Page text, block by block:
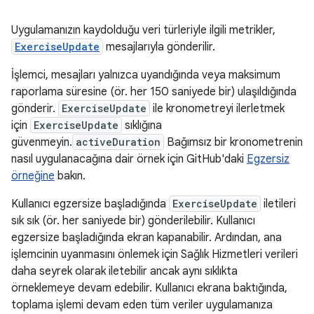
Uygulamanızın kaydolduğu veri türleriyle ilgili metrikler,
ExerciseUpdate mesajlarıyla gönderilir.
İşlemci, mesajları yalnızca uyandığında veya maksimum
raporlama süresine (ör. her 150 saniyede bir) ulaşıldığında
gönderir. ExerciseUpdate ile kronometreyi ilerletmek
için ExerciseUpdate sıklığına
güvenmeyin. activeDuration Bağımsız bir kronometrenin
nasıl uygulanacağına dair örnek için GitHub'daki Egzersiz
örneğine bakın.
Kullanıcı egzersize başladığında ExerciseUpdate iletileri
sık sık (ör. her saniyede bir) gönderilebilir. Kullanıcı
egzersize başladığında ekran kapanabilir. Ardından, ana
işlemcinin uyanmasını önlemek için Sağlık Hizmetleri verileri
daha seyrek olarak iletebilir ancak aynı sıklıkta
örneklemeye devam edebilir. Kullanıcı ekrana baktığında,
toplama işlemi devam eden tüm veriler uygulamanıza